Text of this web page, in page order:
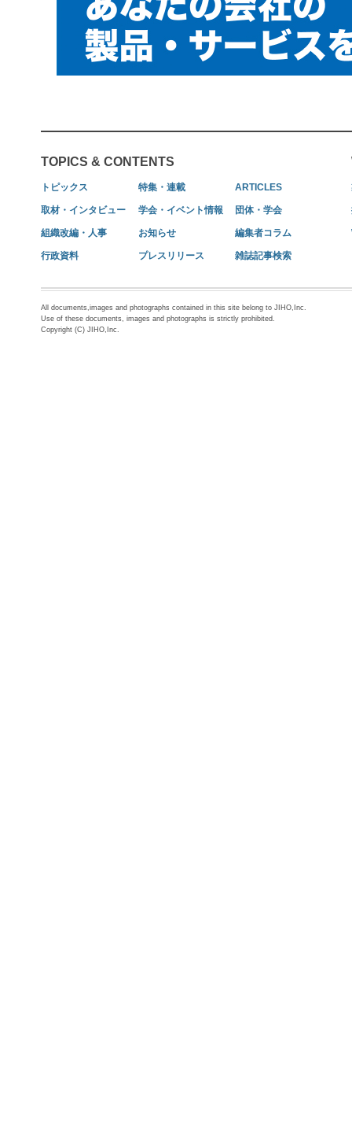
TOPICS & CONTENTS
トピックス 特集・連載 ARTICLES
取材・インタビュー 学会・イベント情報 団体・学会
組織改編・人事 お知らせ 編集者コラム
行政資料 プレスリリース 雑誌記事検索
All documents,images and photographs contained in this site belong to JIHO,Inc.
Use of these documents, images and photographs is strictly prohibited.
Copyright (C) JIHO,Inc.